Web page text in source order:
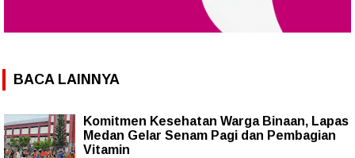
BACA LAINNYA
Komitmen Kesehatan Warga Binaan, Lapas
Medan Gelar Senam Pagi dan Pembagian
Vitamin